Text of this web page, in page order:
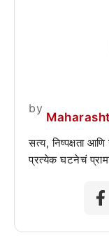
by
सत्य, निष्पक्षता
प्रत्येक घटनेचं